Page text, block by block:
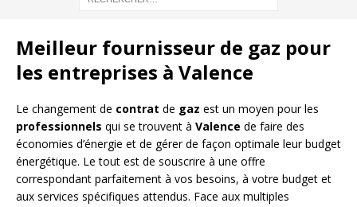
Meilleur fournisseur de gaz pour
les entreprises à Valence
Le changement de contrat de gaz est un moyen pour les
professionnels qui se trouvent à Valence de faire des
économies d’énergie et de gérer de façon optimale leur budget
énergétique. Le tout est de souscrire à une offre
correspondant parfaitement à vos besoins, à votre budget et
aux services spécifiques attendus. Face aux multiples